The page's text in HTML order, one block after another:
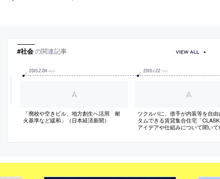
#社会の関連記事
2015.2.04 WED
「廃校や空きビル、地方創生へ活用 耐
火基準など緩和」（日本経済新聞）
2015.1 22 THU
ツクルバに、借手が内装等を自由
タムできる賃貸集合住宅「
アイデアや仕組みについて聞いて
VIEW ALL